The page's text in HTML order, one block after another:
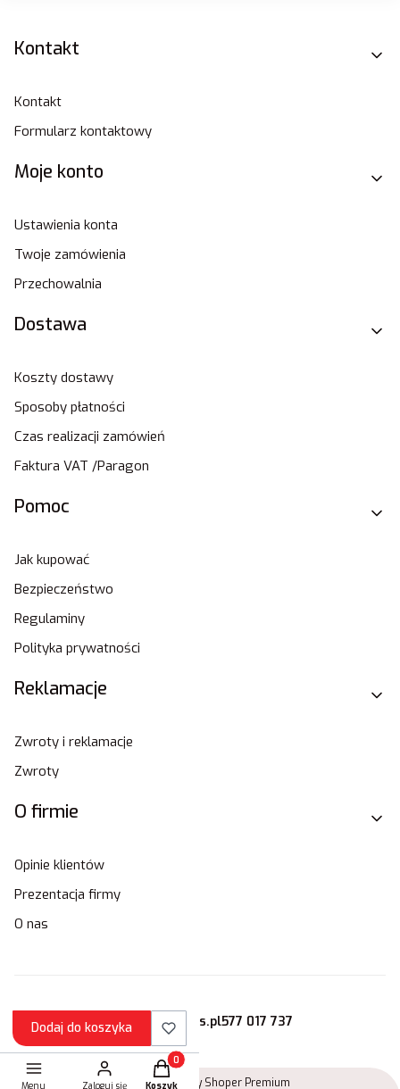
Linki w stopce
Kontakt
Kontakt
Formularz kontaktowy
Moje konto
Ustawienia konta
Twoje zamówienia
Przechowalnia
Dostawa
Koszty dostawy
Sposoby płatności
Czas realizacji zamówień
Faktura VAT /Paragon
Pomoc
Jak kupować
Bezpieczeństwo
Regulaminy
Polityka prywatności
Reklamacje
Zwroty i reklamacje
Zwroty
O firmie
Opinie klientów
Prezentacja firmy
O nas
sklep@stamats.pl577 017 737
Sklep internetowyShoper Premium
Dodaj do koszyka
Menu Zaloguj się
Produkty w koszyku: 0. Zobacz szczegóły
Koszyk